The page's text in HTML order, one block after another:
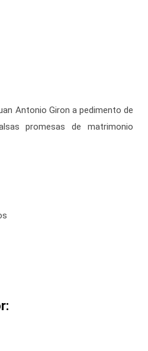
Antonio Giron a pedimento de
promesas de matrimonio